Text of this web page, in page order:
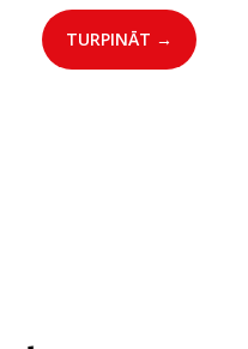
TURPINĀT →